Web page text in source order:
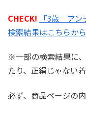
CHECK!
「3歳 ア
検索結果はこちらから
※一部の検索結果に
たり、正絹じゃない
必ず、商品ページの